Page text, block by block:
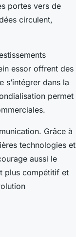
portes vers de
circulent,
essor offrent des
s’intégrer dans la
permet
Grâce à
technologies et
aussi le
plus compétitif et